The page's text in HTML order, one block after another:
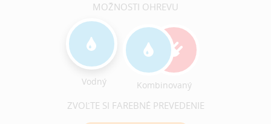
MOŽNOSTI OHREVU
Vodný Kombinovaný
ZVOĽTE SI FAREBNÉ PREVEDENIE